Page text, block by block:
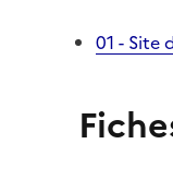
01 - Site